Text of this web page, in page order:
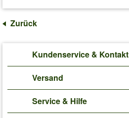
Zurück
Kundenservice & Kontakt
Versand
Service & Hilfe